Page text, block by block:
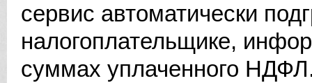
сервис автоматически
налогоплательщике,
суммах уплаченного